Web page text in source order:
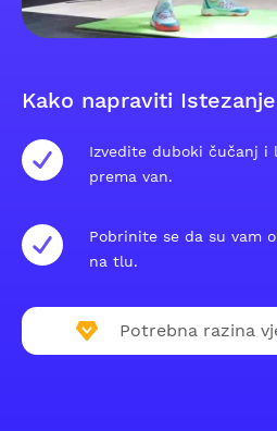
Kako napraviti
Izvedite duboki čučanj i
prema van.
Pobrinite se da su vam
na tlu.
Potrebna razina